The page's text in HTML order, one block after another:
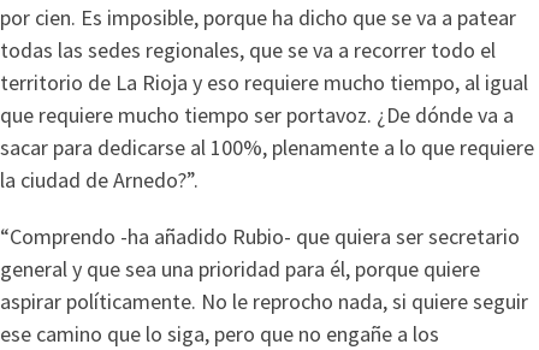
por cien. Es imposible, porque ha dicho que se va a patear
todas las sedes regionales, que se va a recorrer todo el
territorio de La Rioja y eso requiere mucho tiempo, al igual
que requiere mucho tiempo ser portavoz. ¿De dónde va a
sacar para dedicarse al 100%, plenamente a lo que requiere
la ciudad de Arnedo?”.
“Comprendo -ha añadido Rubio- que quiera ser secretario
general y que sea una prioridad para él, porque quiere
aspirar políticamente. No le reprocho nada, si quiere seguir
ese camino que lo siga, pero que no engañe a los